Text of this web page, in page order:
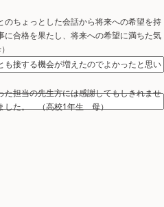
ちょっとした会話から将来への希望を持
合格を果たし、将来への希望に満ちた気
接する機会が増えたのでよかったと思い
担当の先生方には感謝してもしきれませ
した。 （高校1年生 母）